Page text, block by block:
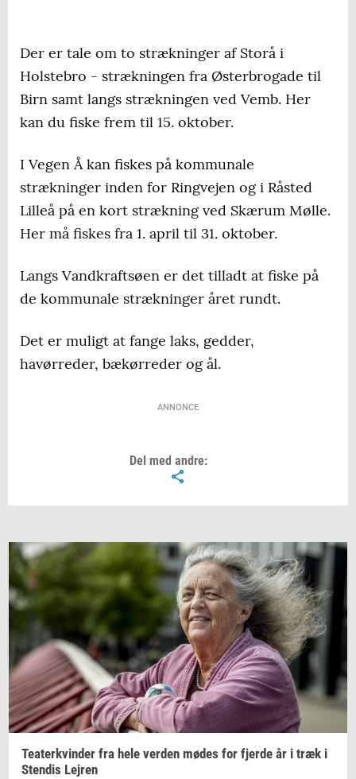
Der er tale om to strækninger af Storå i
Holstebro - strækningen fra Østerbrogade til
Birn samt langs strækningen ved Vemb. Her
kan du fiske frem til 15. oktober.
I Vegen Å kan fiskes på kommunale
strækninger inden for Ringvejen og i Råsted
Lilleå på en kort strækning ved Skærum Mølle.
Her må fiskes fra 1. april til 31. oktober.
Langs Vandkraftsøen er det tilladt at fiske på
de kommunale strækninger året rundt.
Det er muligt at fange laks, gedder,
havørreder, bækørreder og ål.
ANNONCE
Del med andre:
Te­a­ter­kvin­der fra hele ver­den mødes for fjer­de år i træk i
Sten­dis Lej­ren